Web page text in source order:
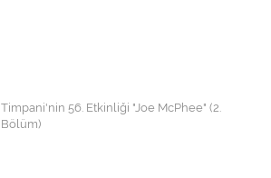
Timpani'nin 56. Etkinliği "Joe McPhee" (2.
Bölüm)